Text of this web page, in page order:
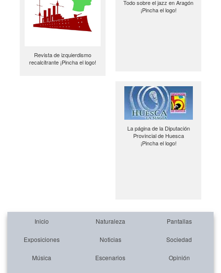
Revista de izquierdismo
recalcitrante ¡Pincha el logo!
Todo sobre el jazz en Aragón
¡Pincha el logo!
La página de la Diputación
Provincial de Huesca
¡Pincha el logo!
Inicio Naturaleza Pantallas
Exposiciones Noticias Sociedad
Música Escenarios Opinión